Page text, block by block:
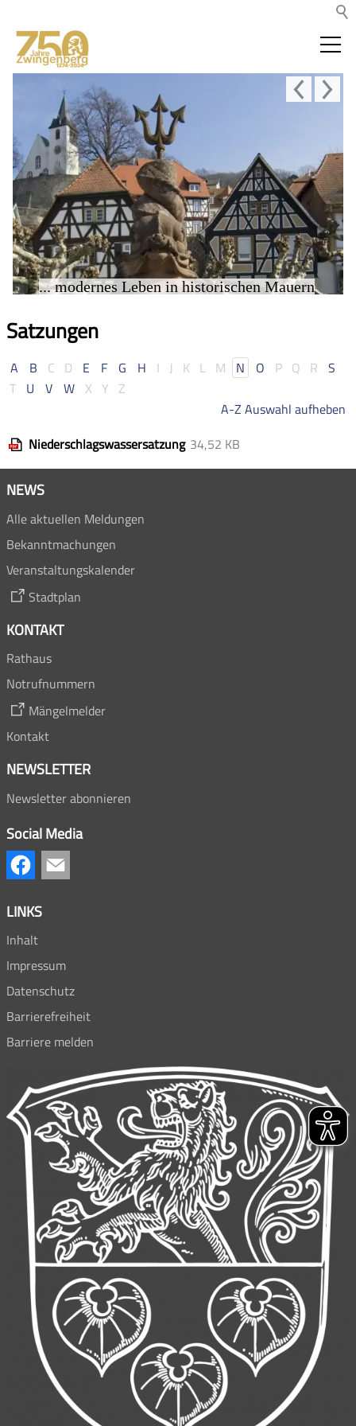
... modernes Leben in historischen Mauern
Satzungen
A B C D E F G H I J K L M N O P Q R S
T U V W X Y Z
A-Z Auswahl aufheben
Niederschlagswassersatzung 34,52 KB
NEWS
Alle aktuellen Meldungen
Bekanntmachungen
Veranstaltungskalender
Stadtplan
KONTAKT
Rathaus
Notrufnummern
Mängelmelder
Kontakt
NEWSLETTER
Newsletter abonnieren
Social Media
LINKS
Inhalt
Impressum
Datenschutz
Barrierefreiheit
Barriere melden